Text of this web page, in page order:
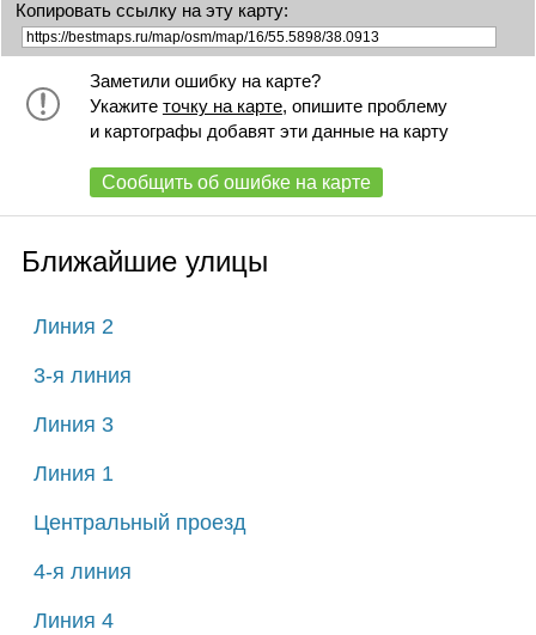
Копировать ссылку на эту карту:
Заметили ошибку на карте?
Укажите точку на карте, опишите проблему
и картографы добавят эти данные на карту
Сообщить об ошибке на карте
Ближайшие улицы
Линия 2
3-я линия
Линия 3
Линия 1
Центральный проезд
4-я линия
Линия 4